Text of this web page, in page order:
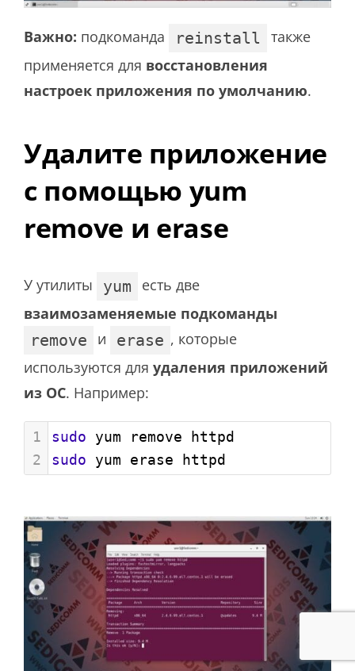
Важно: подкоманда reinstall
также
применяется для восстановления
настроек приложения по умолчанию.
Удалите приложение
с помощью yum
remove и erase
У утилиты yum
есть две
взаимозаменяемые подкоманды
remove
и erase , которые
используются для удаления приложений
из ОС. Например:
1 sudo yum remove httpd
2
sudo yum erase httpd